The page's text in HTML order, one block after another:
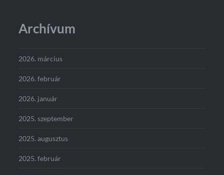
Archívum
2026. március
2026. február
2026. január
2025. szeptember
2025. augusztus
2025. február